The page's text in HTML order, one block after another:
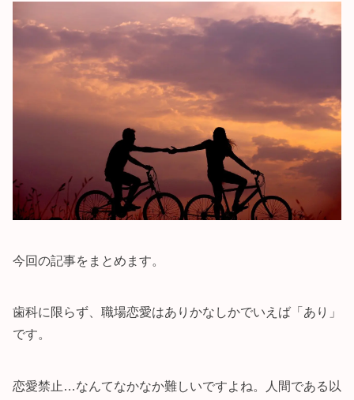
今回の記事をまとめます。
歯科に限らず、職場恋愛はありかなしかでいえば「あり」
です。
恋愛禁止…なんてなかなか難しいですよね。人間である以